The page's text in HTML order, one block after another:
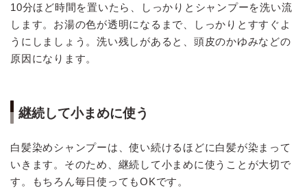
10分ほど時間を置いたら、しっかりとシャンプーを洗い流
します。お湯の色が透明になるまで、しっかりとすすぐよ
うにしましょう。洗い残しがあると、頭皮のかゆみなどの
原因になります。
継続して小まめに使う
白髪染めシャンプーは、使い続けるほどに白髪が染まって
いきます。そのため、継続して小まめに使うことが大切で
す。もちろん毎日使ってもOKです。